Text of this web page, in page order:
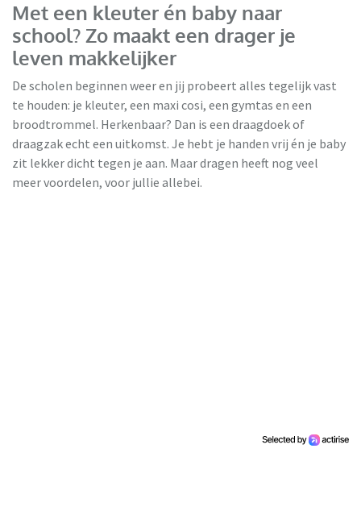
Met een kleuter én baby naar
school? Zo maakt een drager je
leven makkelijker
De scholen beginnen weer en jij probeert alles tegelijk vast
te houden: je kleuter, een maxi cosi, een gymtas en een
broodtrommel. Herkenbaar? Dan is een draagdoek of
draagzak echt een uitkomst. Je hebt je handen vrij én je baby
zit lekker dicht tegen je aan. Maar dragen heeft nog veel
meer voordelen, voor jullie allebei.